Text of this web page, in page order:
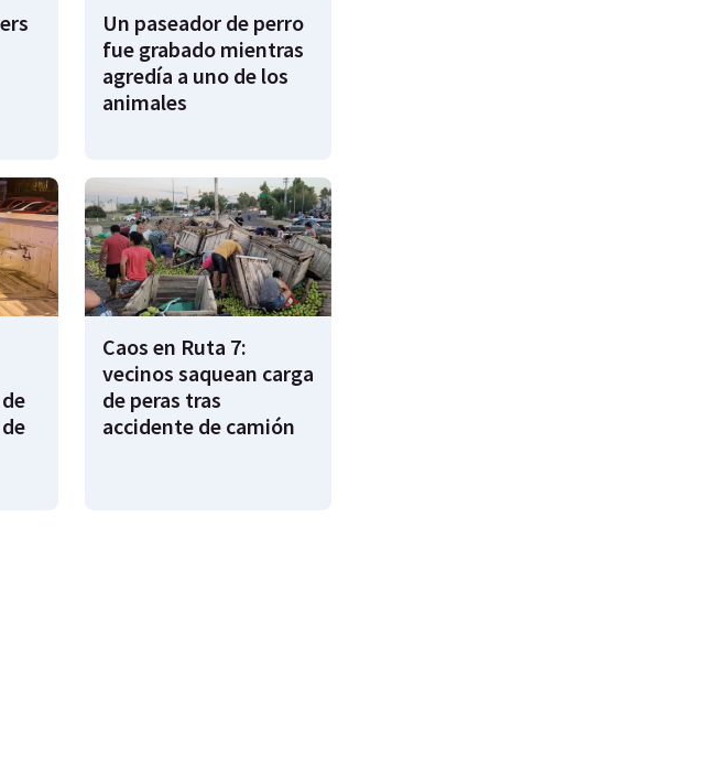
Un paseador de perro
fue grabado mientras
agredía a uno de los
animales
Caos en Ruta 7:
vecinos saquean carga
de peras tras
accidente de camión